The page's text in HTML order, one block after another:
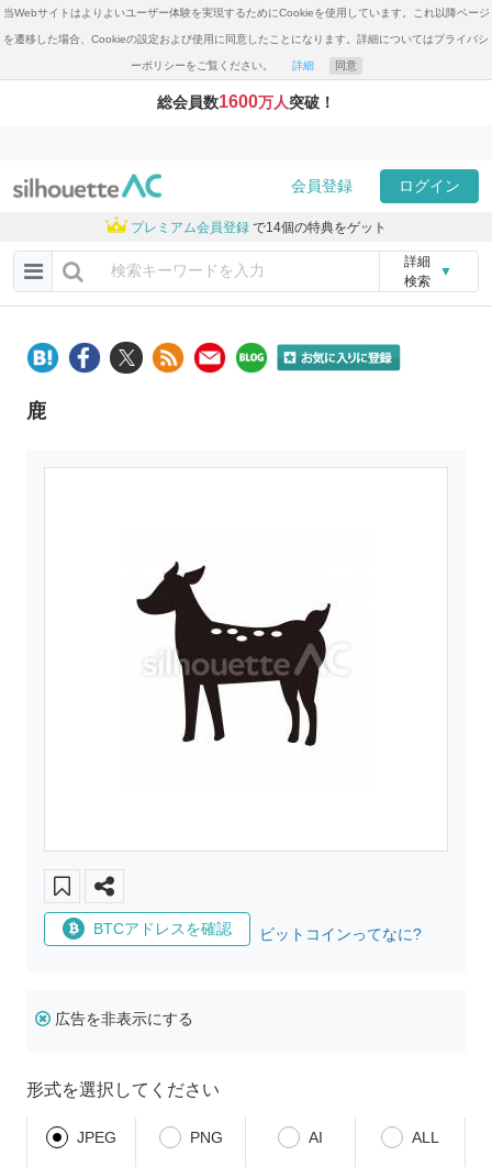
当Webサイトはよりよいユーザー体験を実現するためにCookieを使用しています。これ以降ページ
を遷移した場合、Cookieの設定および使用に同意したことになります。詳細についてはプライバシ
ーポリシーをご覧ください。 詳細 同意
総会員数1600万人突破！
会員登録 ログイン
プレミアム会員登録 で14個の特典をゲット
詳細
検索
▼
鹿
BTCアドレスを確認 ビットコインってなに?
広告を非表示にする
形式を選択してください
JPEG PNG AI ALL